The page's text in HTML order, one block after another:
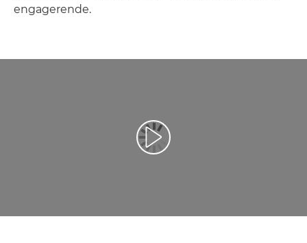
engagerende.
Afspil video